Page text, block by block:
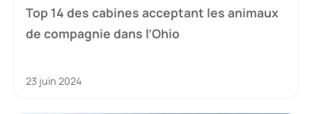
Top 14 des cabines acceptant les animaux
de compagnie dans l’Ohio
23 juin 2024